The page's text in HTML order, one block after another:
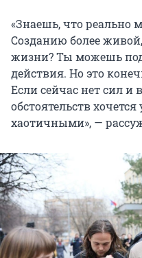
«Знаешь, что реально
Созданию более
жизни? Ты можешь
действия. Но это
Если сейчас нет сил и
обстоятельств
хаотичными», —